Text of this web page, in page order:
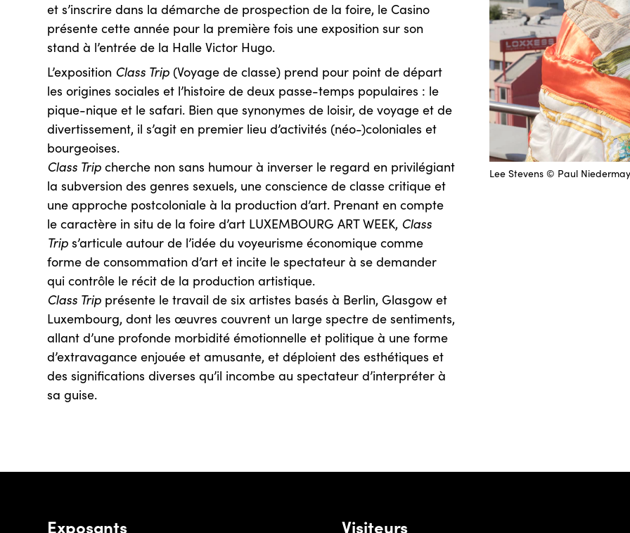
et s’inscrire dans la démarche de prospection de la foire, le Casino
présente cette année pour la première fois une exposition sur son
stand à l’entrée de la Halle Victor Hugo.
L’exposition Class Trip (Voyage de classe) prend pour point de départ
les origines sociales et l’histoire de deux passe-temps populaires : le
pique-nique et le safari. Bien que synonymes de loisir, de voyage et de
divertissement, il s’agit en premier lieu d’activités (néo-)coloniales et
bourgeoises.
Class Trip cherche non sans humour à inverser le regard en privilégiant
la subversion des genres sexuels, une conscience de classe critique et
une approche postcoloniale à la production d’art. Prenant en compte
le caractère in situ de la foire d’art LUXEMBOURG ART WEEK, Class
Trip s’articule autour de l’idée du voyeurisme économique comme
forme de consommation d’art et incite le spectateur à se demander
qui contrôle le récit de la production artistique.
Class Trip présente le travail de six artistes basés à Berlin, Glasgow et
Luxembourg, dont les œuvres couvrent un large spectre de sentiments,
allant d’une profonde morbidité émotionnelle et politique à une forme
d’extravagance enjouée et amusante, et déploient des esthétiques et
des significations diverses qu’il incombe au spectateur d’interpréter à
sa guise.
Lee Stevens © Paul
Exposants Visiteurs